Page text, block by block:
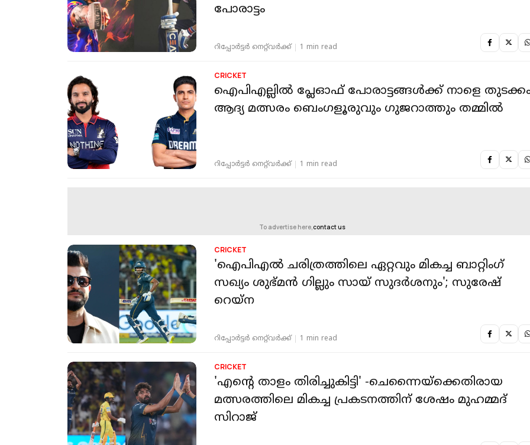
പോരാട്ടം
റിപ്പോർട്ടർ നെറ്റ്‌വര്‍ക്ക്‌ 1 min read
CRICKET
ഐപിഎല്ലിൽ പ്ലേഓഫ് പോരാട്ടങ്ങൾക്ക് നാളെ
ആദ്യ മത്സരം ബെംഗളൂരുവും ഗുജറാത്തും തമ്മിൽ
റിപ്പോർട്ടർ നെറ്റ്‌വര്‍ക്ക്‌ 1 min read
To advertise here,contact us
CRICKET
'ഐപിഎല്‍ ചരിത്രത്തിലെ ഏറ്റവും മികച്ച ബാറ്റിംഗ്
സഖ്യം ശുഭ്മൻ ഗില്ലും സായ് സുദർശനും'; സുരേഷ്
റെയ്‌ന
റിപ്പോർട്ടർ നെറ്റ്‌വര്‍ക്ക്‌ 1 min read
CRICKET
'എന്റെ താളം തിരിച്ചുകിട്ടി' -ചെന്നൈയ്‌ക്കെതിരായ
മത്സരത്തിലെ മികച്ച പ്രകടനത്തിന് ശേഷം മുഹമ്മദ്
സിറാജ്